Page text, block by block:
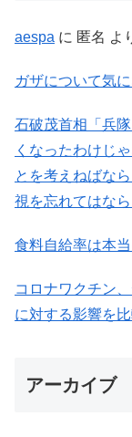
aespa に 匿名 よ
ガザについて気
石破茂首相「兵
くなったわけじ
とを考えねばな
視を忘れてはな
食料自給率は本
コロナワクチン
に対する影響を
アーカイブ